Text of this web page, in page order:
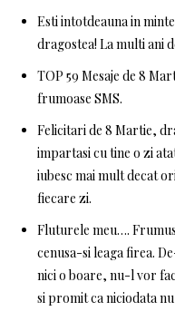
Esti intotdeauna in
dragostea! La multi ani
TOP 59 Mesaje de 8
frumoase SMS.
Felicitari de 8 Martie,
impartasi cu tine o zi
iubesc mai mult decat
fiecare zi.
Fluturele meu….
cenusa-si leaga firea.
nici o boare, nu-l vor
si promit ca niciodata